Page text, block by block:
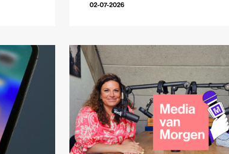
02-07-2026